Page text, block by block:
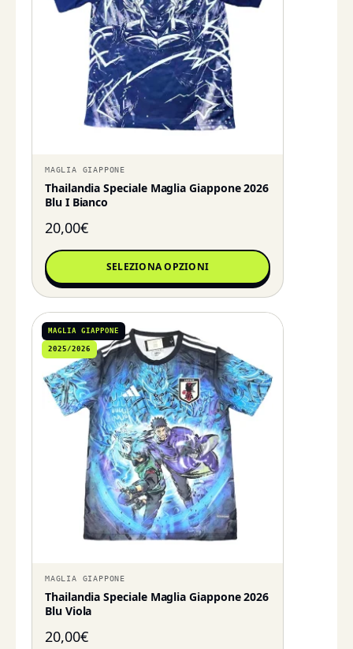
MAGLIA GIAPPONE
Thailandia Speciale Maglia Giappone 2026
Blu I Bianco
20,00€
SELEZIONA OPZIONI
MAGLIA GIAPPONE
2025/2026
MAGLIA GIAPPONE
Thailandia Speciale Maglia Giappone 2026
Blu Viola
20,00€